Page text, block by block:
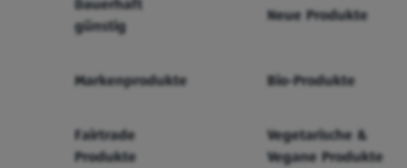
günstig
Neue Produkte
Markenprodukte Bio-Produkte
Fairtrade
Produkte
Vegetarische &
Vegane Produkte